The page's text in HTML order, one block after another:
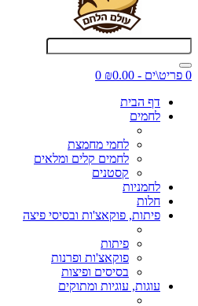
0 פריט\ים - ₪0.00
0
דף הבית
לחמים
לחמי מחמצת
לחמים קלים ומלאים
קסטנים
לחמניות
חלות
פיתות, פוקאצ'ות ובסיסי פיצה
פיתות
פוקאצ'ות ופרנות
בסיסים ופיצות
עוגות, עוגיות ומתוקים